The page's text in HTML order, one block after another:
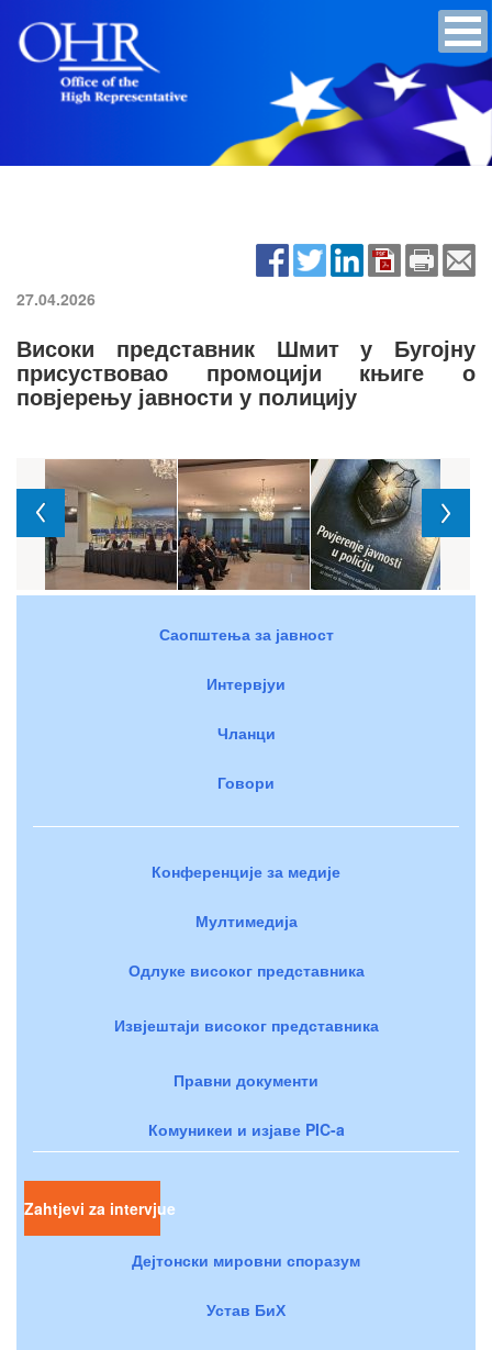
27.04.2026
Високи представник Шмит у Бугојну
присуствовао промоцији књиге о
повјерењу јавности у полицију
Саопштења за јавност
Интервјуи
Чланци
Говори
Конференције за медије
Мултимедија
Одлуке високог представника
Извјештаји високог представника
Правни документи
Комуникеи и изјаве PIC-a
Zahtjevi za intervjue
Дејтонски мировни споразум
Устав БиХ